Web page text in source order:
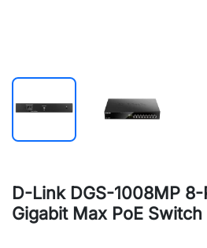
D-Link DGS-1008MP
Gigabit Max PoE Switch